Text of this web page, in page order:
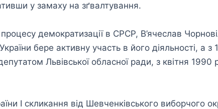
у замаху на зґвалтування.
демократизації в СРСР, В’ячеслав
бере активну участь в його діяльності, а
Львівської обласної ради, з квітня 1990
І скликання від Шевченківського виборчого